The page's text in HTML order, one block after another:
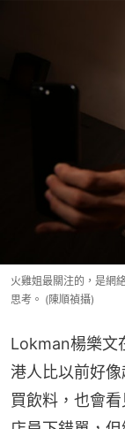
火雞姐最關注的，是網
思考。 (陳順禎攝)
Lokman楊樂文
港人比以前好
買飲料，也會